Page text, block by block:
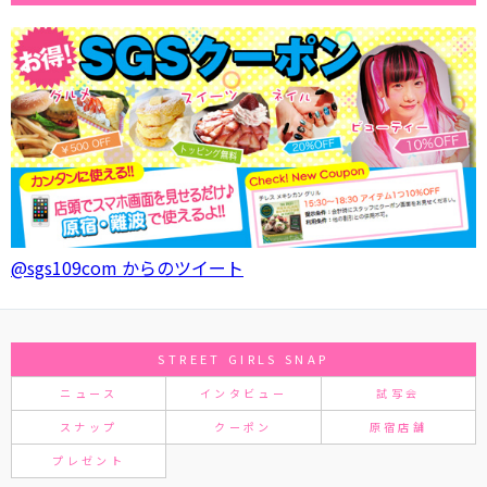
@sgs109com からのツイート
STREET GIRLS SNAP
ニュース インタビュー 試写会
スナップ クーポン 原宿店舗
プレゼント